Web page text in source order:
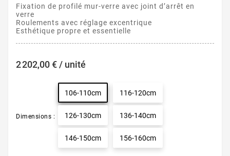
Fixation de profilé mur-verre avec joint d’arrêt en
verre
Roulements avec réglage excentrique
Esthétique propre et essentielle
2 202,00 € / unité
Dimensions :
106-110cm 116-120cm
126-130cm 136-140cm
146-150cm 156-160cm